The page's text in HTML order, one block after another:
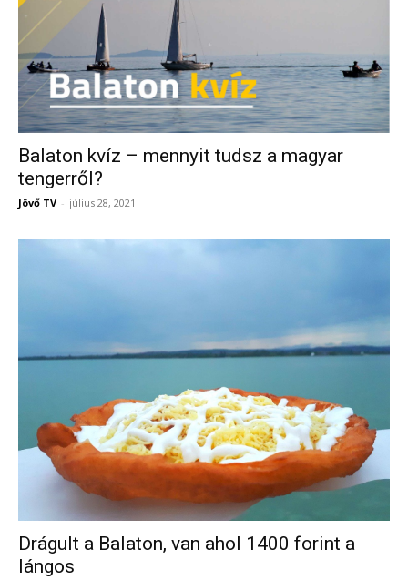
Balaton kvíz – mennyit tudsz a magyar
tengerről?
Jövő TV - július 28, 2021
Drágult a Balaton, van ahol 1400 forint a
lángos